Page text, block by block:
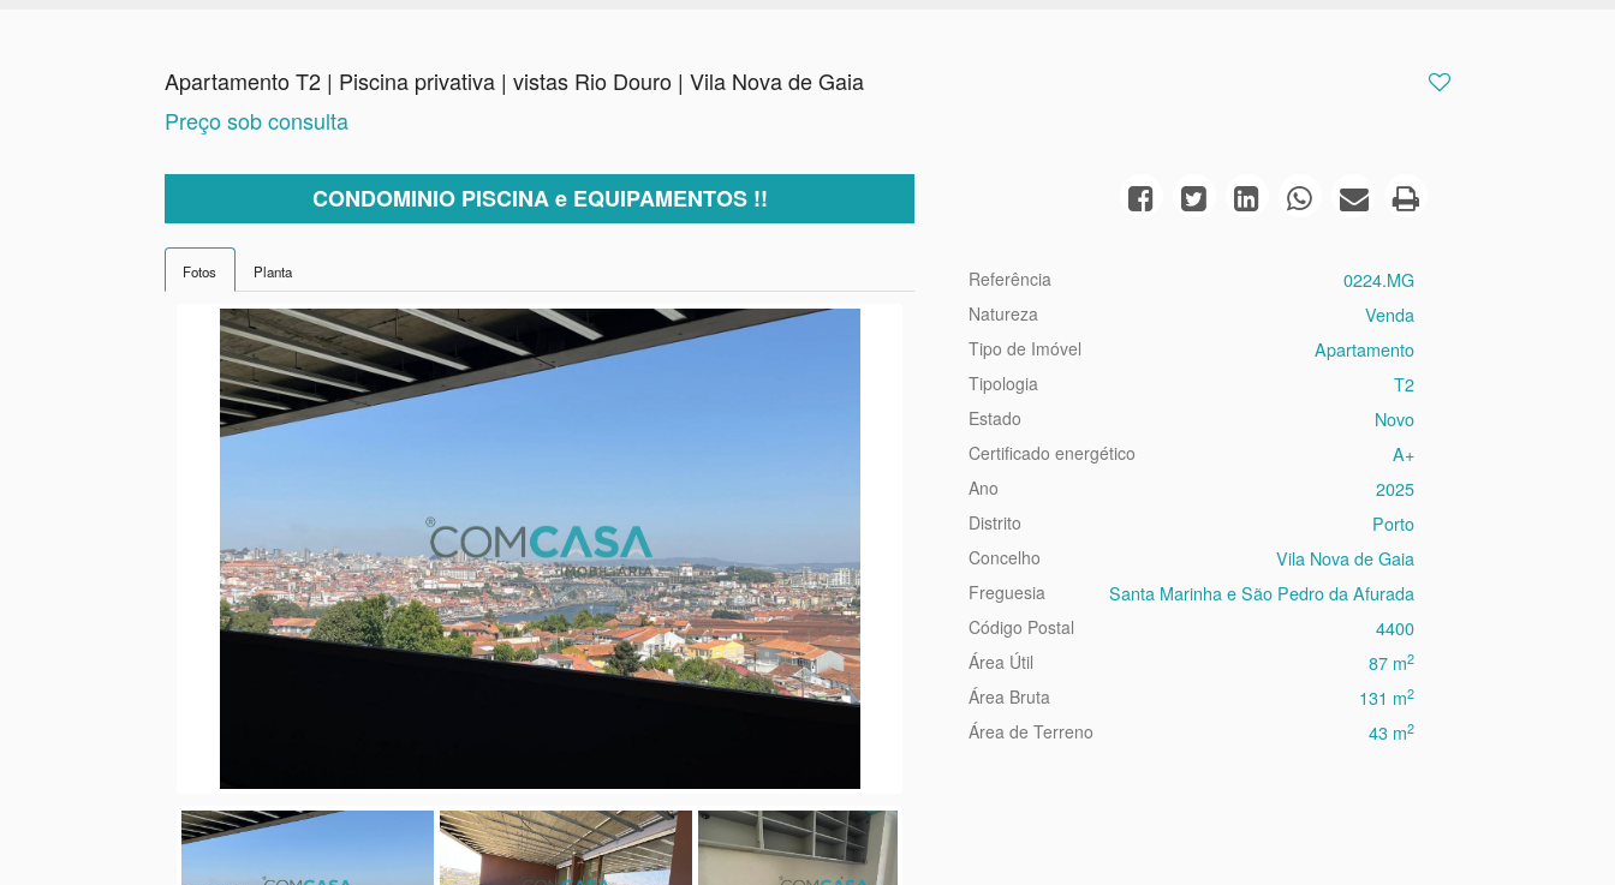
Apartamento T2 | Piscina privativa | vistas Rio Douro | Vila Nova de Gaia
Preço sob consulta
CONDOMINIO PISCINA e EQUIPAMENTOS !!
Fotos Planta Referência 0224.MG
Natureza Venda
Tipo de Imóvel Apartamento
Tipologia T2
Estado Novo
Certificado energético A+
Ano 2025
Distrito Porto
Concelho Vila Nova de Gaia
Freguesia Santa Marinha e São Pedro da Afurada
Código Postal 4400
Área Útil 87 m2
Área Bruta 131 m2
Área de Terreno 43 m2